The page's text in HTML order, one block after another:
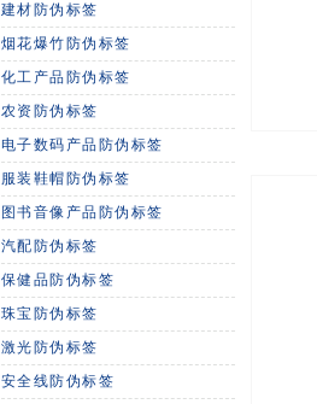
建材防伪标签
烟花爆竹防伪标签
化工产品防伪标签
农资防伪标签
电子数码产品防伪标签
服装鞋帽防伪标签
图书音像产品防伪标签
汽配防伪标签
保健品防伪标签
珠宝防伪标签
激光防伪标签
安全线防伪标签